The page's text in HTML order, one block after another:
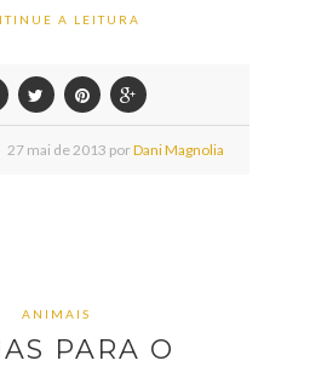
A LEITURA
27 mai de2013 porDani Magnolia
ANIMAIS
PARA O